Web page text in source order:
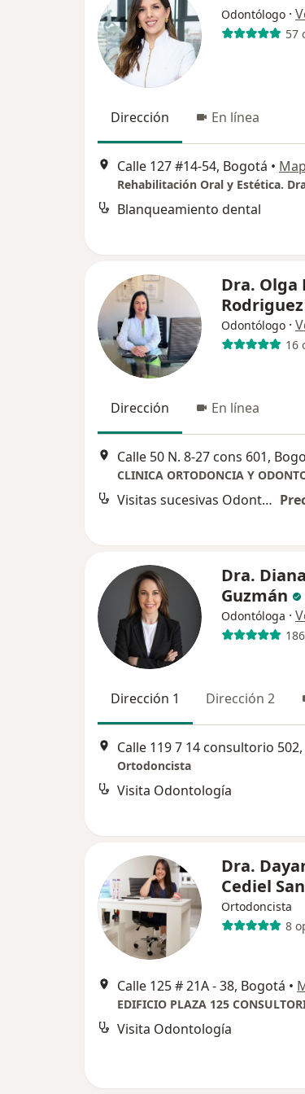
Odontólogo ·
57
Dirección En línea
Calle 127 #14-54, Bogotá •
Rehabilitación Oral y Estética.
Blanqueamiento dental
Dra. Olga
Odontólogo ·
16
Dirección En línea
Calle 50 N. 8-27 cons 601,
Visitas sucesivas Odontología
Dra.
Guzmán
Odontóloga ·
Dirección 1 Dirección 2
Calle 119 7 14 consultorio
Ortodoncista
Visita Odontología
Dra.
Cediel
Ortodoncista
8
Calle 125 # 21A - 38, Bogotá •
EDIFICIO PLAZA 125
Visita Odontología